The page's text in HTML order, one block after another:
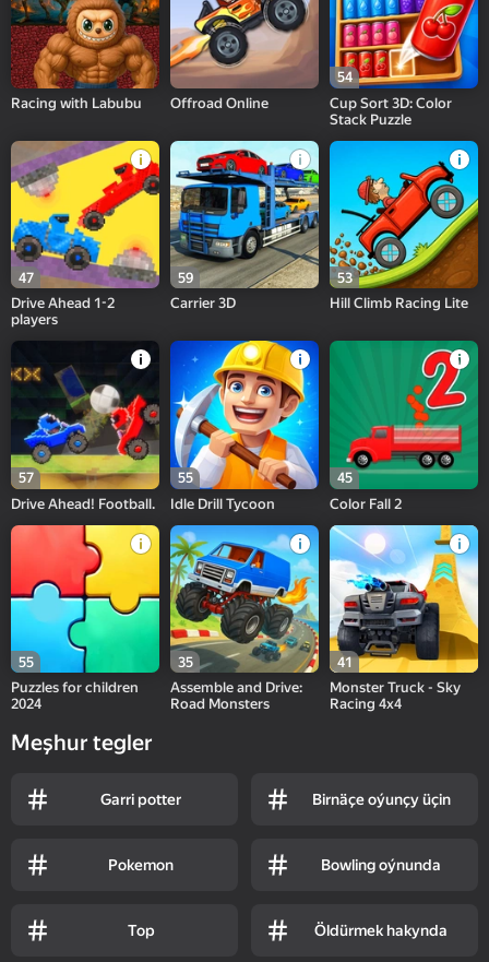
Racing with Labubu Offroad Online
54
Cup Sort 3D: Color
Stack Puzzle
47
Drive Ahead 1-2
players
59
Carrier 3D
53
Hill Climb Racing Lite
57
Drive Ahead! Football.
55
Idle Drill Tycoon
45
Color Fall 2
55
Puzzles for children
2024
35
Assemble and Drive:
Road Monsters
41
Monster Truck - Sky
Racing 4x4
Meşhur tegler
Garri potter Birnäçe oýunçy üçin
Pokemon Bowling oýnunda
Top Öldürmek hakynda